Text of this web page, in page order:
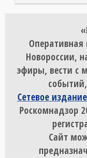
Новороссии,
эфиры, вести с
Сетевое
Роскомнадзор
Сайт